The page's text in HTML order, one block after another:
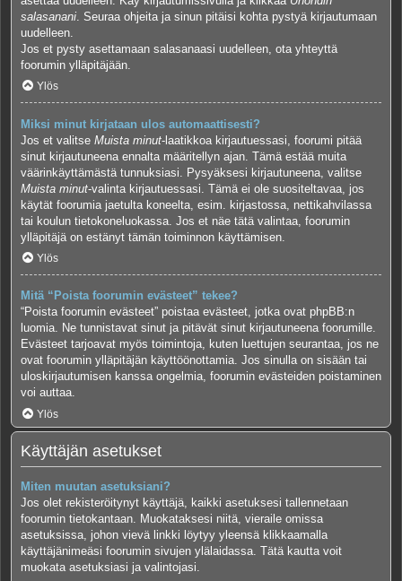
salasanani . Seuraa ohjeita ja sinun pitäisi kohta pystyä kirjautumaan
uudelleen.
Jos et pysty asettamaan salasanaasi uudelleen, ota yhteyttä
foorumin ylläpitäjään.
Ylös
Miksi minut kirjataan ulos automaattisesti?
Jos et valitse Muista minut-laatikkoa kirjautuessasi, foorumi pitää
sinut kirjautuneena ennalta määritellyn ajan. Tämä estää muita
väärinkäyttämästä tunnuksiasi. Pysyäksesi kirjautuneena, valitse
Muista minut-valinta kirjautuessasi. Tämä ei ole suositeltavaa, jos
käytät foorumia jaetulta koneelta, esim. kirjastossa, nettikahvilassa
tai koulun tietokoneluokassa. Jos et näe tätä valintaa, foorumin
ylläpitäjä on estänyt tämän toiminnon käyttämisen.
Ylös
Mitä “Poista foorumin evästeet” tekee?
“Poista foorumin evästeet” poistaa evästeet, jotka ovat phpBB:n
luomia. Ne tunnistavat sinut ja pitävät sinut kirjautuneena foorumille.
Evästeet tarjoavat myös toimintoja, kuten luettujen seurantaa, jos ne
ovat foorumin ylläpitäjän käyttöönottamia. Jos sinulla on sisään tai
uloskirjautumisen kanssa ongelmia, foorumin evästeiden poistaminen
voi auttaa.
Ylös
Käyttäjän asetukset
Miten muutan asetuksiani?
Jos olet rekisteröitynyt käyttäjä, kaikki asetuksesi tallennetaan
foorumin tietokantaan. Muokataksesi niitä, vieraile omissa
asetuksissa, johon vievä linkki löytyy yleensä klikkaamalla
käyttäjänimeäsi foorumin sivujen ylälaidassa. Tätä kautta voit
muokata asetuksiasi ja valintojasi.